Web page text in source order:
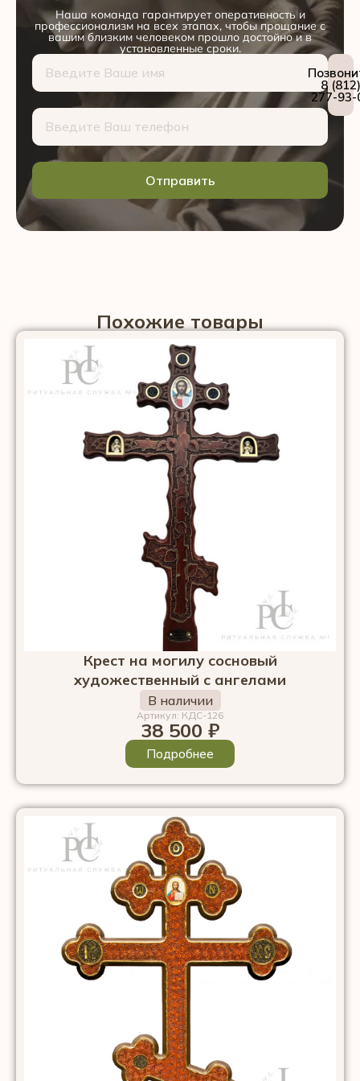
Наша команда гарантирует оперативность и
профессионализм на всех этапах, чтобы прощание с
вашим близким человеком прошло достойно и в
установленные сроки.
Отправить
8 (812)
277-93-
Похожие товары
Крест на могилу сосновый
художественный с ангелами
В наличии
Артикул: КДС-126
38 500 ₽
Подробнее